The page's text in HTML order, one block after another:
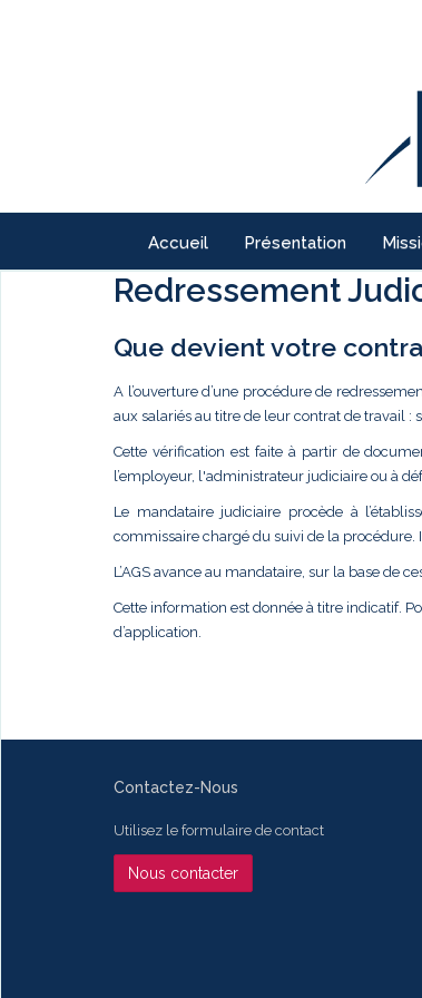
Accueil Présentation
Redressement
Que devient votre
A l’ouverture d’une procédure de
aux salariés au titre de leur contrat de travail :
Cette vérification est faite à partir de
l’employeur, l'administrateur judiciaire ou à
Le mandataire judiciaire procède à
commissaire chargé du suivi de la procédure.
L’AGS avance au mandataire, sur la base de
Cette information est donnée à titre indicatif.
d’application.
Contactez-Nous
Utilisez le formulaire de contact
Nous contacter